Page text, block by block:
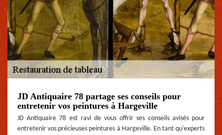
JD Antiquaire 78 partage ses conseils pour
entretenir vos peintures à Hargeville
JD Antiquaire 78 est ravi de vous offrir ses conseils avisés pour
entretenir vos précieuses peintures à Hargeville. En tant qu'experts